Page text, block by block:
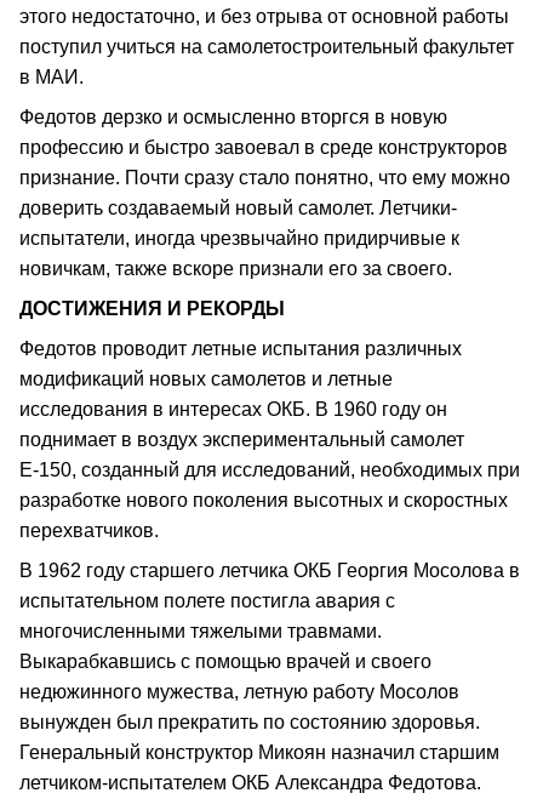
этого недостаточно, и без отрыва от основной работы
поступил учиться на самолетостроительный факультет
в МАИ.
Федотов дерзко и осмысленно вторгся в новую
профессию и быстро завоевал в среде конструкторов
признание. Почти сразу стало понятно, что ему можно
доверить создаваемый новый самолет. Летчики-
испытатели, иногда чрезвычайно придирчивые к
новичкам, также вскоре признали его за своего.
ДОСТИЖЕНИЯ И РЕКОРДЫ
Федотов проводит летные испытания различных
модификаций новых самолетов и летные
исследования в интересах ОКБ. В 1960 году он
поднимает в воздух экспериментальный самолет
Е-150, созданный для исследований, необходимых при
разработке нового поколения высотных и скоростных
перехватчиков.
В 1962 году старшего летчика ОКБ Георгия Мосолова в
испытательном полете постигла авария с
многочисленными тяжелыми травмами.
Выкарабкавшись с помощью врачей и своего
недюжинного мужества, летную работу Мосолов
вынужден был прекратить по состоянию здоровья.
Генеральный конструктор Микоян назначил старшим
летчиком-испытателем ОКБ Александра Федотова.